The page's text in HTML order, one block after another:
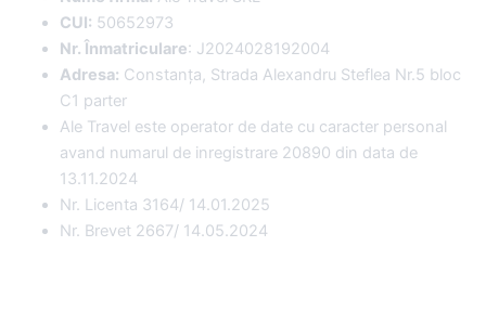
CUI: 50652973
Nr. Înmatriculare: J2024028192004
Adresa: Constanța, Strada Alexandru Steflea Nr.5 bloc
C1 parter
Ale Travel este operator de date cu caracter personal
avand numarul de inregistrare 20890 din data de
13.11.2024
Nr. Licenta 3164/ 14.01.2025
Nr. Brevet 2667/ 14.05.2024